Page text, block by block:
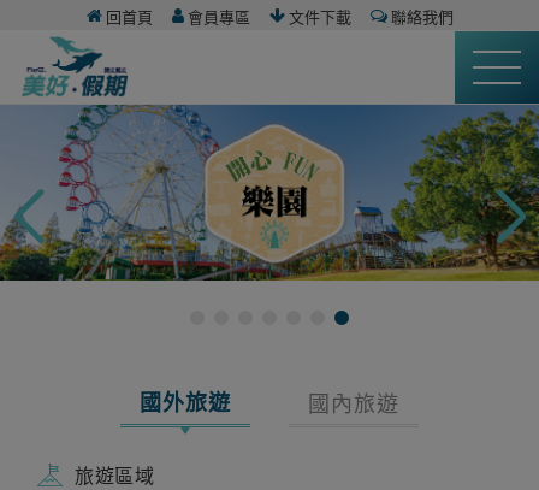
回首頁 會員專區 文件下載 聯絡我們
國外旅遊 國內旅遊
旅遊區域